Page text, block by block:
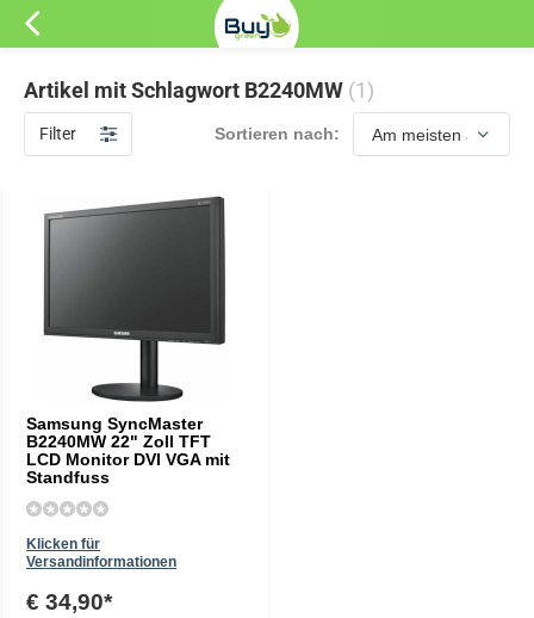
Artikel mit Schlagwort B2240MW (1)
Filter Sortieren nach:
Samsung SyncMaster
B2240MW 22" Zoll TFT
LCD Monitor DVI VGA mit
Standfuss
Klicken für
Versandinformationen
€ 34,90*